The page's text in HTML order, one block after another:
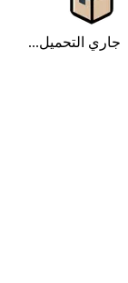
جاري التحميل...